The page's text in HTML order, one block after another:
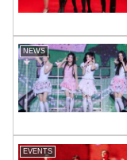
NEWS
EVENTS